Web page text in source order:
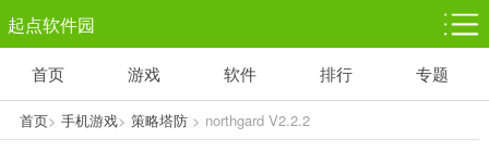
起点软件园
塔防游戏
1千+款游戏
休闲益智
1万+款游戏
体育竞技
5百+款游戏
首页 游戏 软件 排行 专题
首页> 手机游戏> 策略塔防> northgard V2.2.2